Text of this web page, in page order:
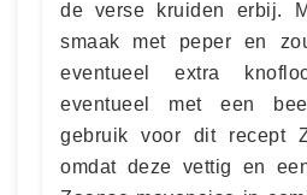
de verse kruiden erbij.
smaak met peper en
eventueel extra
eventueel met een
gebruik voor dit recept
omdat deze vettig en